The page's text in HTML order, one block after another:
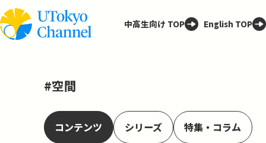
中高生向け TOP English TOP
#空間
コンテンツ シリーズ
特集・コラム